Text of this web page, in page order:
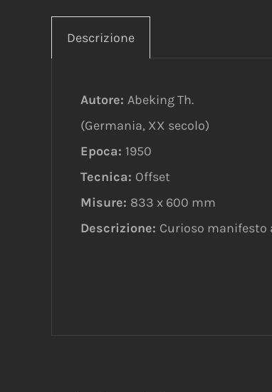
Descrizione
Autore: Abeking Th.
(Germania, XX secolo)
Epoca: 1950
Tecnica: Offset
Misure: 833 x 600 mm
Descrizione: Curioso manifesto